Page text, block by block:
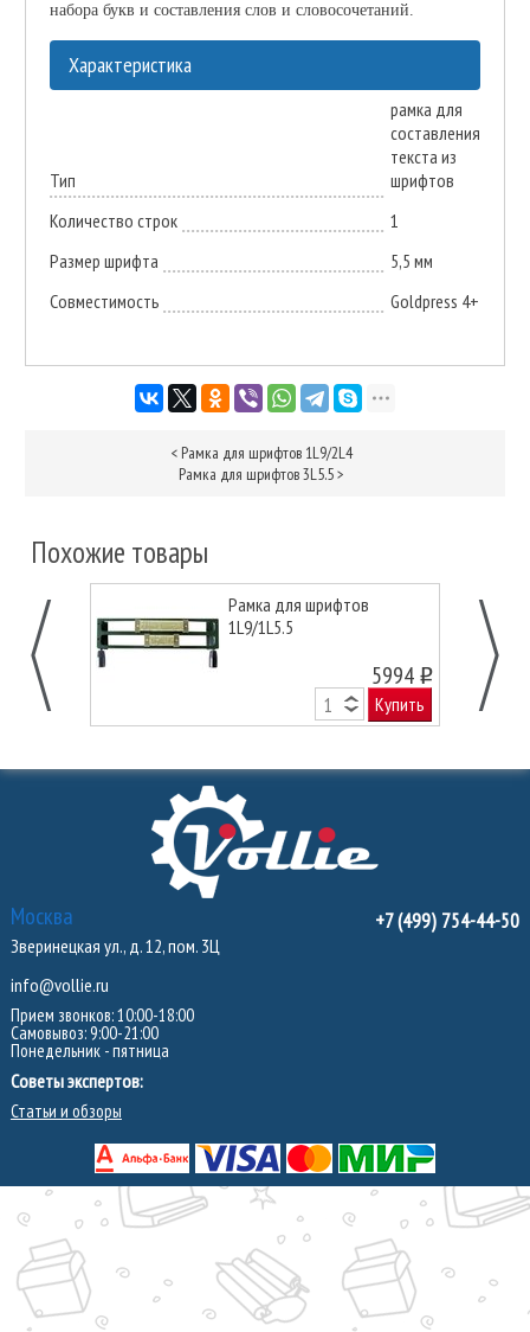
набора букв и составления слов и словосочетаний.
Характеристика
Тип
рамка для
составления
текста из
шрифтов
Количество строк
1
Размер шрифта
5,5 мм
Совместимость
Goldpress 4+
< Рамка для шрифтов 1L9/2L4
Рамка для шрифтов 3L5.5>
Похожие товары
Рамка для шрифтов
1L9/1L5.5
5994 o
Купить
Москва
Зверинецкая ул., д. 12, пом. 3Ц
info@vollie.ru
Прием звонков: 10:00-18:00
Самовывоз: 9:00-21:00
Понедельник - пятница
Советы экспертов:
Статьи и обзоры
+7 (499) 754-44-50